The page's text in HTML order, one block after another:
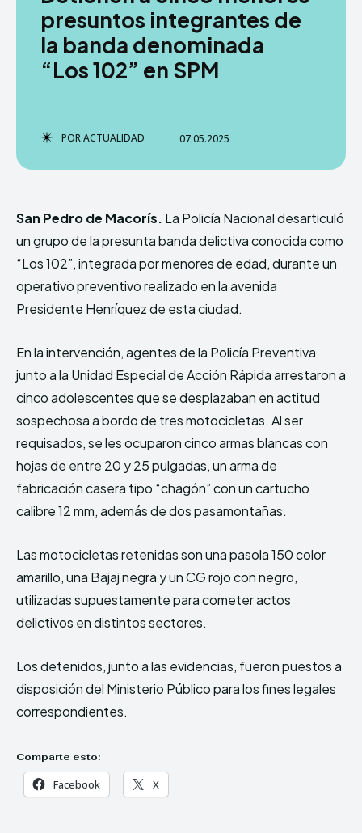
TERMS & CONDITIONS
PRIVACY POLICY
EchoVerse
Comparte esto:
Facebook X
TERMS & CONDITIONS
PRIVACY POLICY
EchoVerse
Comparte esto:
Facebook X
presuntos integrantes de
la banda denominada
“Los 102” en SPM
PORACTUALIDAD 07.05.2025
San Pedro de Macorís. La Policía Nacional desarticuló
un grupo de la presunta banda delictiva conocida como
“Los 102”, integrada por menores de edad, durante un
operativo preventivo realizado en la avenida
Presidente Henríquez de esta ciudad.
En la intervención, agentes de la Policía Preventiva
junto a la Unidad Especial de Acción Rápida arrestaron a
cinco adolescentes que se desplazaban en actitud
sospechosa a bordo de tres motocicletas. Al ser
requisados, se les ocuparon cinco armas blancas con
hojas de entre 20 y 25 pulgadas, un arma de
fabricación casera tipo “chagón” con un cartucho
calibre 12 mm, además de dos pasamontañas.
Las motocicletas retenidas son una pasola 150 color
amarillo, una Bajaj negra y un CG rojo con negro,
utilizadas supuestamente para cometer actos
delictivos en distintos sectores.
Los detenidos, junto a las evidencias, fueron puestos a
disposición del Ministerio Público para los fines legales
correspondientes.
Comparte esto:
Facebook X